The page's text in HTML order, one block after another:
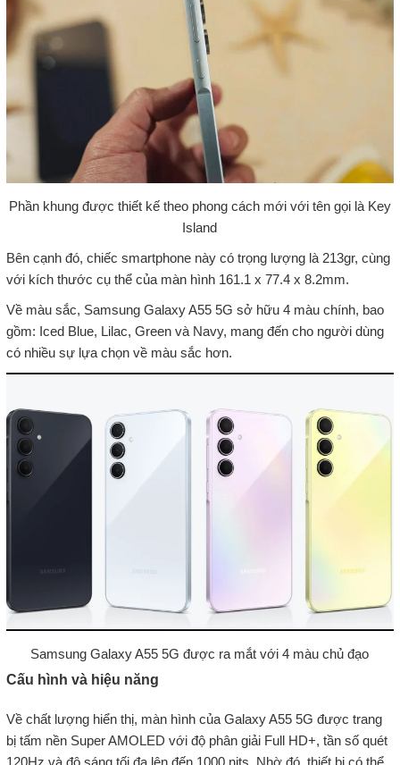
Phần khung được thiết kế theo phong cách mới với tên gọi là Key
Island
Bên cạnh đó, chiếc smartphone này có trọng lượng là 213gr, cùng
với kích thước cụ thể của màn hình 161.1 x 77.4 x 8.2mm.
Về màu sắc, Samsung Galaxy A55 5G sở hữu 4 màu chính, bao
gồm: Iced Blue, Lilac, Green và Navy, mang đến cho người dùng
có nhiều sự lựa chọn về màu sắc hơn.
Samsung Galaxy A55 5G được ra mắt với 4 màu chủ đạo
Cấu hình và hiệu năng
Về chất lượng hiển thị, màn hình của Galaxy A55 5G được trang
bị tấm nền Super AMOLED với độ phân giải Full HD+, tần số quét